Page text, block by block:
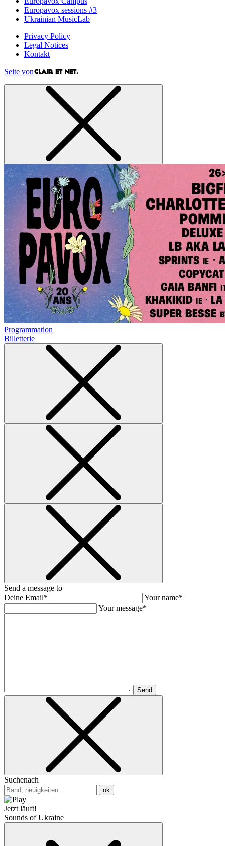
Europavox sessions #3
Ukrainian MusicLab
Privacy Policy
Legal Notices
Kontakt
Seite von
Programmation
Billetterie
Send a message to
Deine Email*
Your name*
Your message*
Send
Suchenach
ok
Jetzt läuft!
Sounds of Ukraine